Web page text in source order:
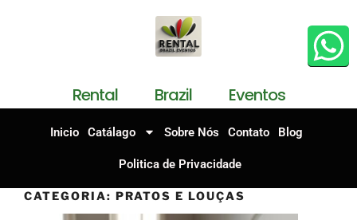
Rental Brazil Eventos
Inicio Catálago Sobre Nós Contato Blog
Politica de Privacidade
CATEGORIA: PRATOS E LOUÇAS